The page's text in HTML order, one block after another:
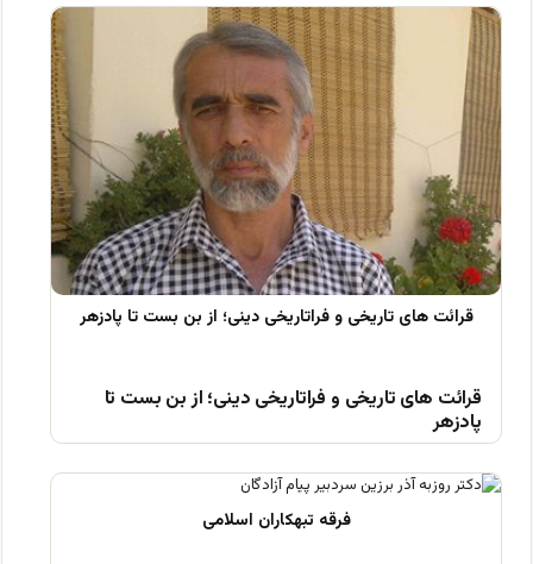
قرائت های تاریخی و فراتاریخی دینی؛ از بن بست تا
پادزهر